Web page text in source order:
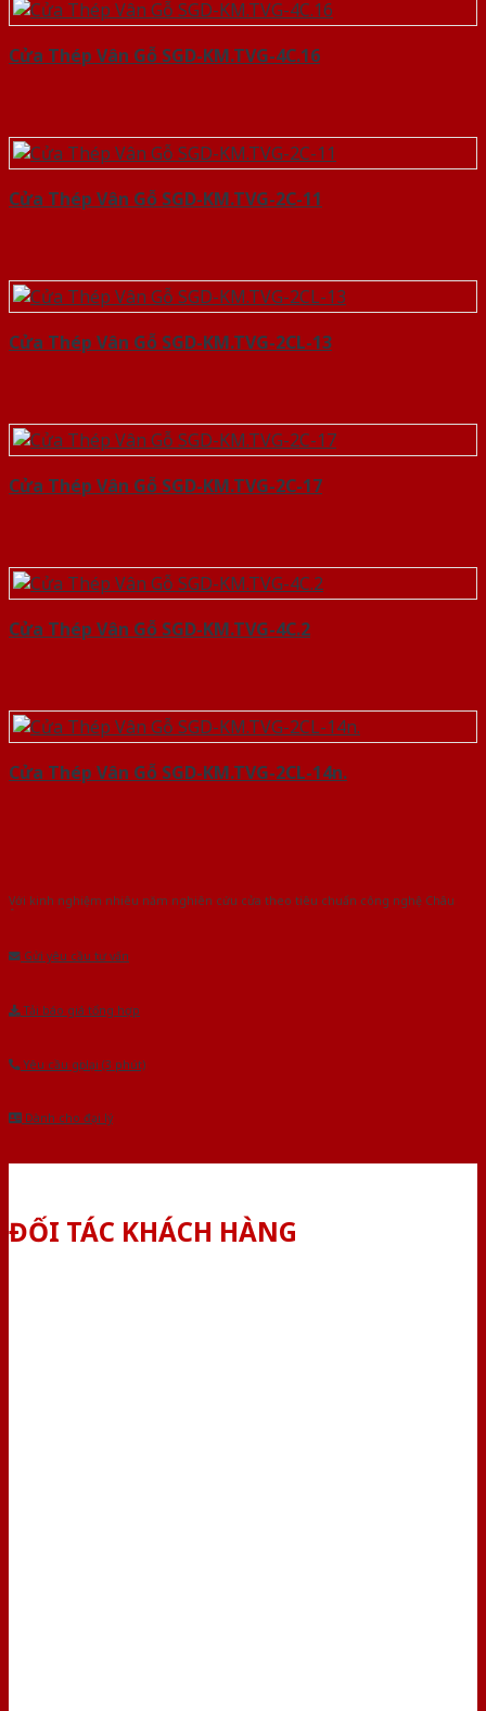
Cửa Thép Vân Gỗ SGD-KM.TVG-4C.16
Cửa Thép Vân Gỗ SGD-KM.TVG-2C-11
Cửa Thép Vân Gỗ SGD-KM.TVG-2CL-13
Cửa Thép Vân Gỗ SGD-KM.TVG-2C-17
Cửa Thép Vân Gỗ SGD-KM.TVG-4C.2
Cửa Thép Vân Gỗ SGD-KM.TVG-2CL-14n.
Với kinh nghiệm nhiêu năm nghiên cứu cửa theo tiêu chuẩn công nghệ Châu
Gửi yêu cầu tư vấn
Tải báo giá tổng hợp
Yêu cầu gọi lại (3 phút)
Dành cho đại lý
ĐỐI TÁC KHÁCH HÀNG